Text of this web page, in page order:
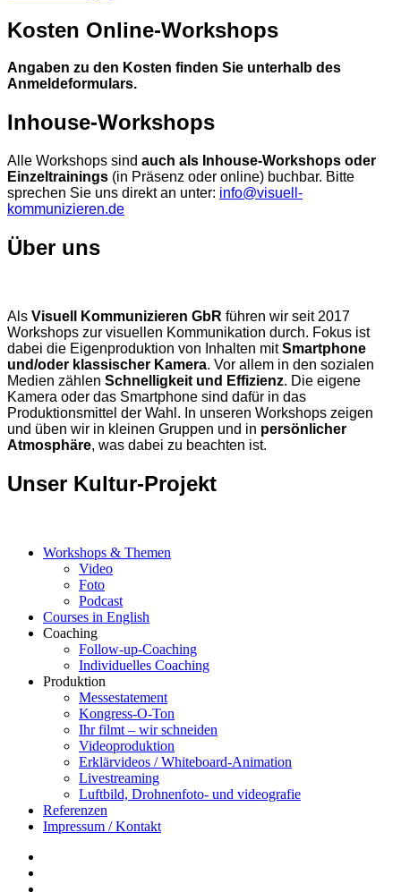
Kosten Online-Workshops
Angaben zu den Kosten finden Sie unterhalb des
Anmeldeformulars.
Inhouse-Workshops
Alle Workshops sind auch als Inhouse-Workshops oder
Einzeltrainings (in Präsenz oder online) buchbar. Bitte
sprechen Sie uns direkt an unter: info@visuell-
kommunizieren.de
Über uns
Als Visuell Kommunizieren GbR führen wir seit 2017
Workshops zur visuellen Kommunikation durch. Fokus ist
dabei die Eigenproduktion von Inhalten mitSmartphone
und/oder klassischer Kamera. Vor allem in den sozialen
Medien zählen Schnelligkeit und Effizienz. Die eigene
Kamera oder das Smartphone sind dafür in das
Produktionsmittel der Wahl. In unseren Workshops zeigen
und üben wir in kleinen Gruppen und in persönlicher
Atmosphäre, was dabei zu beachten ist.
Unser Kultur-Projekt
Workshops & Themen
Video
Foto
Podcast
Courses in English
Coaching
Follow-up-Coaching
Individuelles Coaching
Produktion
Messestatement
Kongress-O-Ton
Ihr filmt – wir schneiden
Videoproduktion
Erklärvideos / Whiteboard-Animation
Livestreaming
Luftbild, Drohnenfoto- und videografie
Referenzen
Impressum / Kontakt